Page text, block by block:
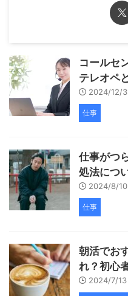
コールセ
テレオペ
2024/12/
仕事
仕事がつ
処法につ
2024/8/10
仕事
朝活でお
れ？初心
2024/7/13